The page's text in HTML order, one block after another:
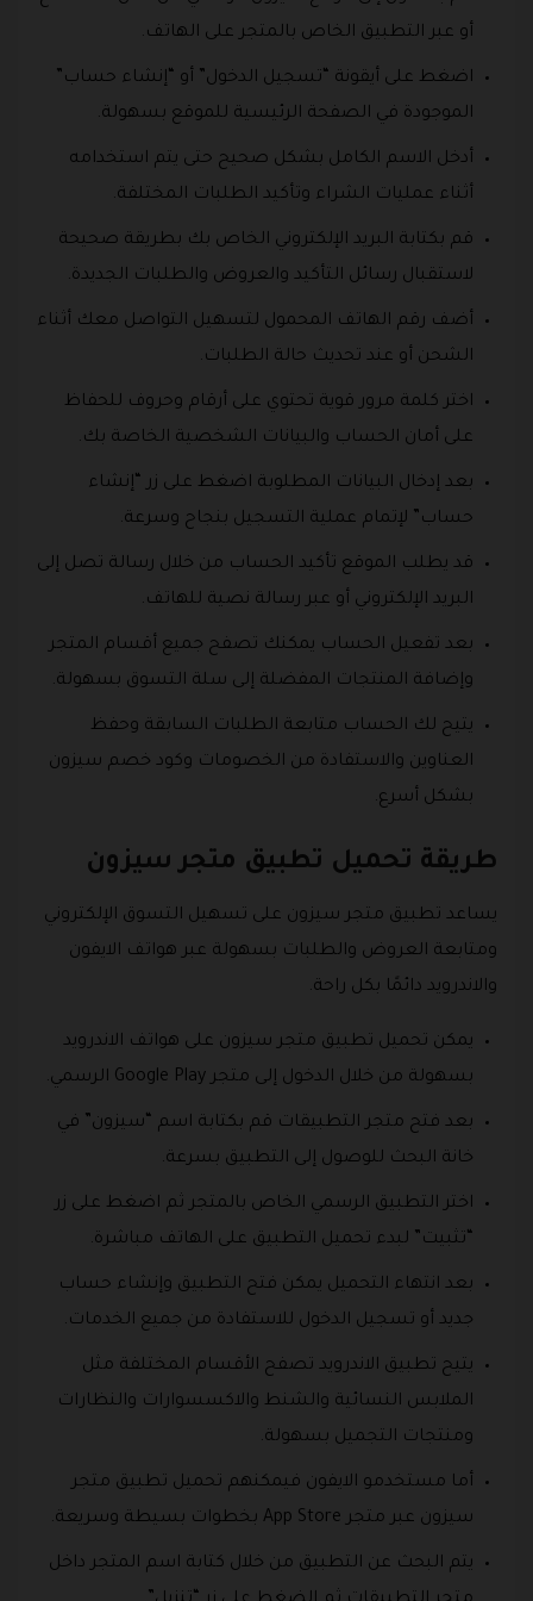
أو عبر التطبيق الخاص بالمتجر على الهاتف.
اضغط على أيقونة “تسجيل الدخول” أو “إنشاء حساب”
الموجودة في الصفحة الرئيسية للموقع بسهولة.
أدخل الاسم الكامل بشكل صحيح حتى يتم استخدامه
أثناء عمليات الشراء وتأكيد الطلبات المختلفة.
قم بكتابة البريد الإلكتروني الخاص بك بطريقة صحيحة
لاستقبال رسائل التأكيد والعروض والطلبات الجديدة.
أضف رقم الهاتف المحمول لتسهيل التواصل معك أثناء
الشحن أو عند تحديث حالة الطلبات.
اختر كلمة مرور قوية تحتوي على أرقام وحروف للحفاظ
على أمان الحساب والبيانات الشخصية الخاصة بك.
بعد إدخال البيانات المطلوبة اضغط على زر “إنشاء
حساب” لإتمام عملية التسجيل بنجاح وسرعة.
قد يطلب الموقع تأكيد الحساب من خلال رسالة تصل إلى
البريد الإلكتروني أو عبر رسالة نصية للهاتف.
بعد تفعيل الحساب يمكنك تصفح جميع أقسام المتجر
وإضافة المنتجات المفضلة إلى سلة التسوق بسهولة.
يتيح لك الحساب متابعة الطلبات السابقة وحفظ
العناوين والاستفادة من الخصومات وكود خصم سيزون
بشكل أسرع.
طريقة تحميل تطبيق متجر سيزون
يساعد تطبيق متجر سيزون على تسهيل التسوق الإلكتروني
ومتابعة العروض والطلبات بسهولة عبر هواتف الايفون
والاندرويد دائمًا بكل راحة.
يمكن تحميل تطبيق متجر سيزون على هواتف الاندرويد
بسهولة من خلال الدخول إلى متجر Google Play الرسمي.
بعد فتح متجر التطبيقات قم بكتابة اسم “سيزون” في
خانة البحث للوصول إلى التطبيق بسرعة.
اختر التطبيق الرسمي الخاص بالمتجر ثم اضغط على زر
“تثبيت” لبدء تحميل التطبيق على الهاتف مباشرة.
بعد انتهاء التحميل يمكن فتح التطبيق وإنشاء حساب
جديد أو تسجيل الدخول للاستفادة من جميع الخدمات.
يتيح تطبيق الاندرويد تصفح الأقسام المختلفة مثل
الملابس النسائية والشنط والاكسسوارات والنظارات
ومنتجات التجميل بسهولة.
أما مستخدمو الايفون فيمكنهم تحميل تطبيق متجر
سيزون عبر متجر App Store بخطوات بسيطة وسريعة.
يتم البحث عن التطبيق من خلال كتابة اسم المتجر داخل